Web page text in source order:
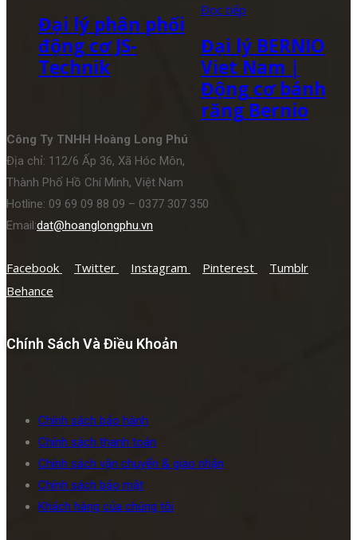
Đại lý phân phối
động cơ JS-
Technik
Đọc tiếp
Đại lý BERNIO
Viet Nam |
Động cơ bánh
răng Bernio
Công Ty TNHH Hoàng Long Phú
Địa chỉ: 112/6 Ấp 36, Xã Hóc Môn,
Thành Phố Hồ Chí Minh, Việt Nam
Hotline: 09 69 09 88 09 – 0377 307 350
Email:dat@hoanglongphu.vn
Facebook Twitter Instagram Pinterest
Tumblr
Behance
Chính Sách Và Điều Khoản
Chính sách bảo hành
Chính sách thanh toán
Chính sách vận chuyển & giao nhận
Chính sách bảo mật
Khách hàng của chúng tôi